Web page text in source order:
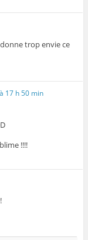
trop envie ce
17 h 50 min
!!!!